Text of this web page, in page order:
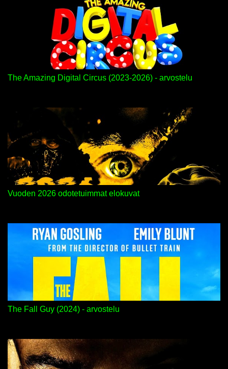
The Amazing Digital Circus (2023-2026) - arvostelu
Vuoden 2026 odotetuimmat elokuvat
The Fall Guy (2024) - arvostelu